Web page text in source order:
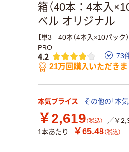
箱（40本：4本入
ベル オリジナル
【単3 40本（4本入×10パッ
PRO
4.2 73
21万回購入いただきま
本気プライス その他の「本
￥2,619 （税込）
／￥
1本あたり
￥65.48（税込）